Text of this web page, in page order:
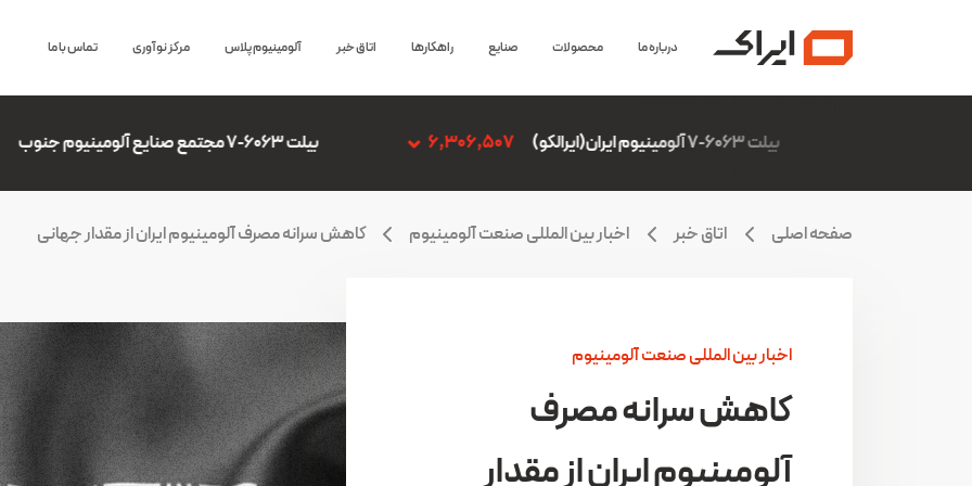
درباره ما محصولات صنایع راهکارها اتاق خبر آلومینیوم پلاس مرکز نوآوری تماس با ما
بیلت 6063-7 مجتمع صنایع آلومینیوم جنوب 6,306,507 6,306,507
صفحه اصلی اتاق خبر اخبار بین المللی صنعت آلومینیوم کاهش سرانه مصرف آلومینیوم ایران از مقدار جهانی
اخبار بین المللی صنعت آلومینیوم
کاهش سرانه مصرف
آلومینیوم ایران از مقدار